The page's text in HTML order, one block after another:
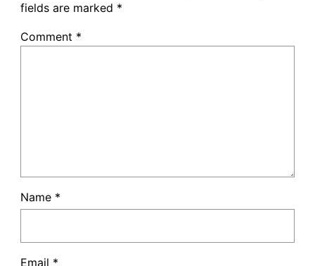
fields are marked *
Comment *
Name *
Email *